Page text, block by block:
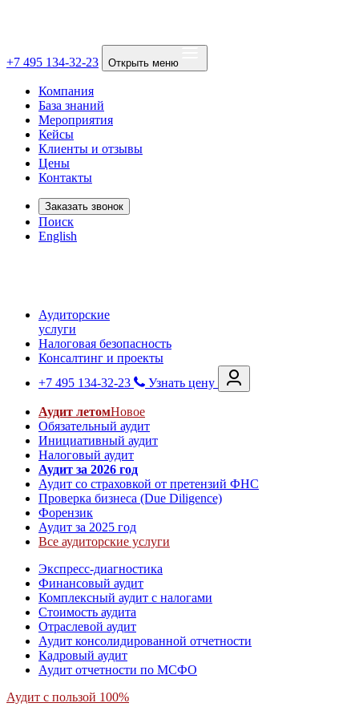
+7 495 134-32-23 Открыть меню
Компания
База знаний
Мероприятия
Кейсы
Клиенты и отзывы
Цены
Контакты
Заказать звонок
Поиск
English
Аудиторские
услуги
Налоговая безопасность
Консалтинг и проекты
+7 495 134-32-23
Узнать цену
Аудит летомНовое
Обязательный аудит
Инициативный аудит
Налоговый аудит
Аудит за 2026 год
Аудит со страховкой от претензий ФНС
Проверка бизнеса (Due Diligence)
Форензик
Аудит за 2025 год
Все аудиторские услуги
Экспресс-диагностика
Финансовый аудит
Комплексный аудит с налогами
Стоимость аудита
Отраслевой аудит
Аудит консолидированной отчетности
Кадровый аудит
Аудит отчетности по МСФО
Аудит с пользой 100%